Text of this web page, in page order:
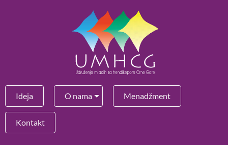
Ideja O nama Menadžment
Kontakt